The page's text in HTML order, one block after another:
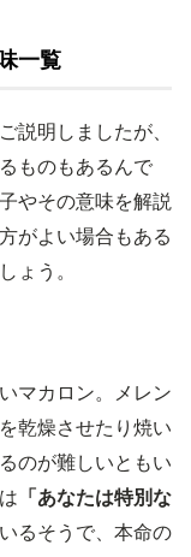
一覧
説明しましたが、
ものもあるんで
やその意味を解説
がよい場合もある
ょう。
マカロン。メレン
乾燥させたり焼い
のが難しいともい
「あなたは特別な
るそうで、本命の